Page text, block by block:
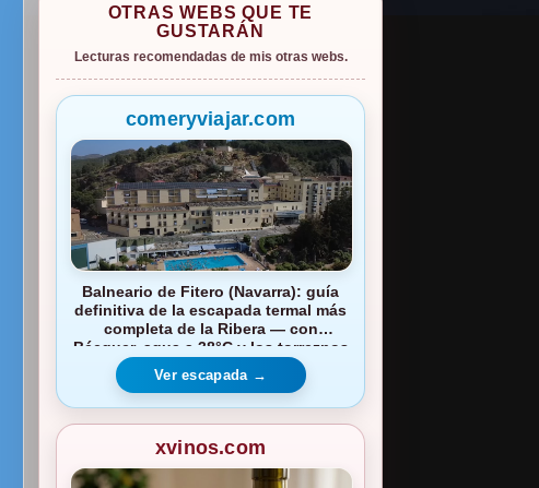
OTRAS WEBS QUE TE
GUSTARÁN
Lecturas recomendadas de mis otras webs.
comeryviajar.com
Balneario de Fitero (Navarra): guía
definitiva de la escapada termal más
completa de la Ribera — con
Bécquer, agua a 38°C y los torreznos
de Tarazona
Ver escapada →
xvinos.com